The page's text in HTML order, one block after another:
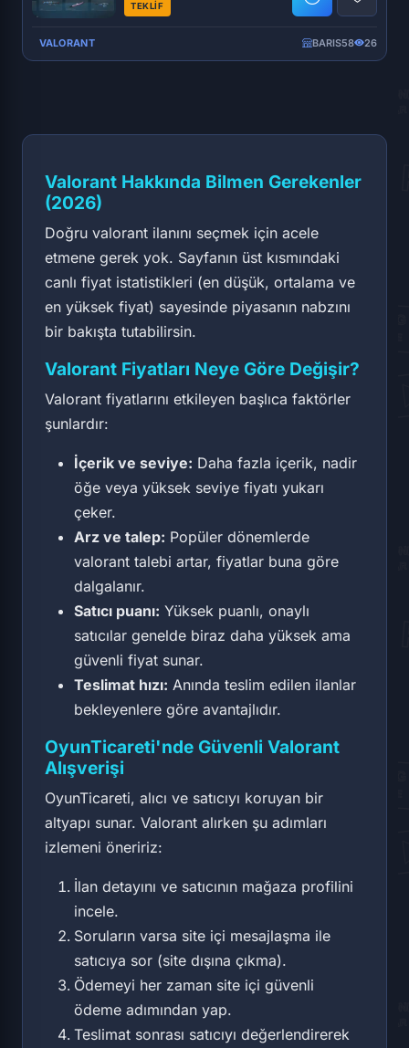
TEKLİF
VALORANT BARIS58 26
Valorant Hakkında Bilmen Gerekenler
(2026)
Doğru valorant ilanını seçmek için acele
etmene gerek yok. Sayfanın üst kısmındaki
canlı fiyat istatistikleri (en düşük, ortalama ve
en yüksek fiyat) sayesinde piyasanın nabzını
bir bakışta tutabilirsin.
Valorant Fiyatları Neye Göre Değişir?
Valorant fiyatlarını etkileyen başlıca faktörler
şunlardır:
İçerik ve seviye: Daha fazla içerik, nadir
öğe veya yüksek seviye fiyatı yukarı
çeker.
Arz ve talep: Popüler dönemlerde
valorant talebi artar, fiyatlar buna göre
dalgalanır.
Satıcı puanı: Yüksek puanlı, onaylı
satıcılar genelde biraz daha yüksek ama
güvenli fiyat sunar.
Teslimat hızı: Anında teslim edilen ilanlar
bekleyenlere göre avantajlıdır.
OyunTicareti'nde Güvenli Valorant
Alışverişi
OyunTicareti, alıcı ve satıcıyı koruyan bir
altyapı sunar. Valorant alırken şu adımları
izlemeni öneririz:
İlan detayını ve satıcının mağaza profilini
incele.
Soruların varsa site içi mesajlaşma ile
satıcıya sor (site dışına çıkma).
Ödemeyi her zaman site içi güvenli
ödeme adımından yap.
Teslimat sonrası satıcıyı değerlendirerek